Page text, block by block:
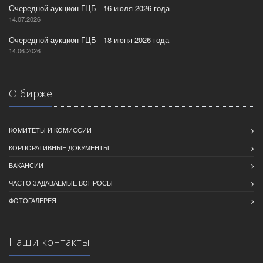
Очередной аукцион ГЦБ - 16 июля 2026 года
14.07.2026
Очередной аукцион ГЦБ - 18 июня 2026 года
14.06.2026
О бирже
КОМИТЕТЫ И КОМИССИИ
КОРПОРАТИВНЫЕ ДОКУМЕНТЫ
ВАКАНСИИ
ЧАСТО ЗАДАВАЕМЫЕ ВОПРОСЫ
ФОТОГАЛЕРЕЯ
Наши контакты